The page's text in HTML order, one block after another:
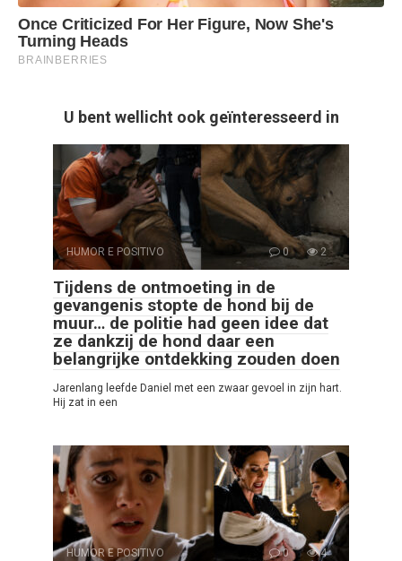
U bent wellicht ook geïnteresseerd in
HUMOR E POSITIVO 0 2
Tijdens de ontmoeting in de
gevangenis stopte de hond bij de
muur… de politie had geen idee dat
ze dankzij de hond daar een
belangrijke ontdekking zouden doen
Jarenlang leefde Daniel met een zwaar gevoel in zijn hart.
Hij zat in een
HUMOR E POSITIVO 0 4